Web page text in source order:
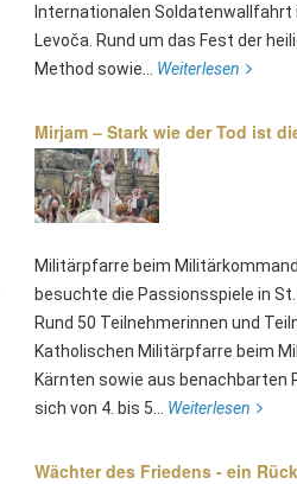
Internationalen Soldatenwallfahrt
Levoča. Rund um das Fest der
Method sowie... Weiterlesen
Mirjam – Stark wie der Tod ist
Militärpfarre beim
besuchte die Passionsspiele in
Rund 50 Teilnehmerinnen und
Katholischen Militärpfarre beim
Kärnten sowie aus benachbarten
sich von 4. bis 5... Weiterlesen
Wächter des Friedens - ein